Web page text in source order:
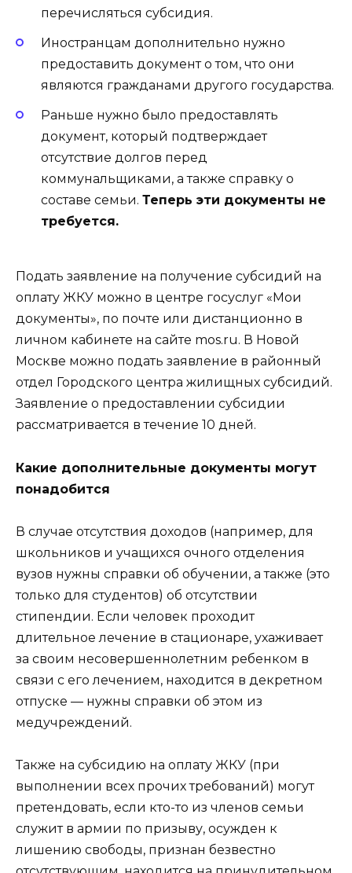
перечисляться субсидия.
Иностранцам дополнительно нужно
предоставить документ о том, что они
являются гражданами другого государства.
Раньше нужно было предоставлять
документ, который подтверждает
отсутствие долгов перед
коммунальщиками, а также справку о
составе семьи. Теперь эти документы не
требуется.
Подать заявление на получение субсидий на
оплату ЖКУ можно в центре госуслуг «Мои
документы», по почте или дистанционно в
личном кабинете на сайте mos.ru. В Новой
Москве можно подать заявление в районный
отдел Городского центра жилищных субсидий.
Заявление о предоставлении субсидии
рассматривается в течение 10 дней.
Какие дополнительные документы могут
понадобится
В случае отсутствия доходов (например, для
школьников и учащихся очного отделения
вузов нужны справки об обучении, а также (это
только для студентов) об отсутствии
стипендии. Если человек проходит
длительное лечение в стационаре, ухаживает
за своим несовершеннолетним ребенком в
связи с его лечением, находится в декретном
отпуске — нужны справки об этом из
медучреждений.
Также на субсидию на оплату ЖКУ (при
выполнении всех прочих требований) могут
претендовать, если кто-то из членов семьи
служит в армии по призыву, осужден к
лишению свободы, признан безвестно